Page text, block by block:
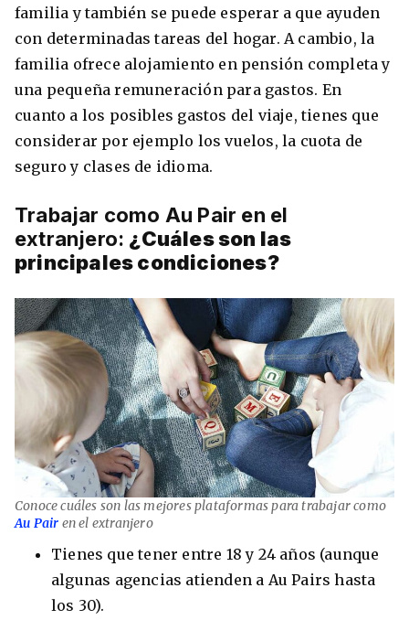
Australia permitirá la entrada de
estudiantes y trabajadores cualificados
Agustina Fontirroig 23/11/2021
8 ciudades para tomar cursos de inglés
intensivo
América
Brasil
Canadá
Estados Unidos
Ecuador
México
Estudia Inglés frente al Mediterráneo
Estudia un Bachelor de IT en Cork
Estudia Business en Auckland
ENVIAR
familia y también se puede esperar a que ayuden
con determinadas tareas del hogar. A cambio, la
familia ofrece alojamiento en pensión completa y
una pequeña remuneración para gastos. En
cuanto a los posibles gastos del viaje, tienes que
considerar por ejemplo los vuelos, la cuota de
seguro y clases de idioma.
Trabajar como Au Pair en el
extranjero: ¿Cuáles son las
principales condiciones?
Conoce cuáles son las mejores plataformas para trabajar como
Au Pair en el extranjero
Tienes que tener entre 18 y 24 años (aunque
algunas agencias atienden a Au Pairs hasta
los 30).